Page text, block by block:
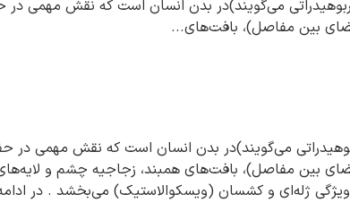
می‌گویند)در بدن انسان است که نقش مهمی
بین مفاصل)، بافت‌های...
می‌گویند)در بدن انسان است که نقش مهمی در
فضای بین مفاصل)، بافت‌های همبند، زجاجیه چشم و
ژله‌ای و کشسان (ویسکوالاستیک) می‌بخشد . در